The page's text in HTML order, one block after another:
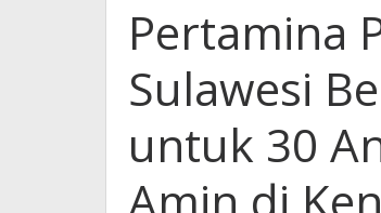
Regional
Sulawesi
Berbagi
Santunan
untuk
30
Anak
Pertamina
Sulawesi
untuk 30